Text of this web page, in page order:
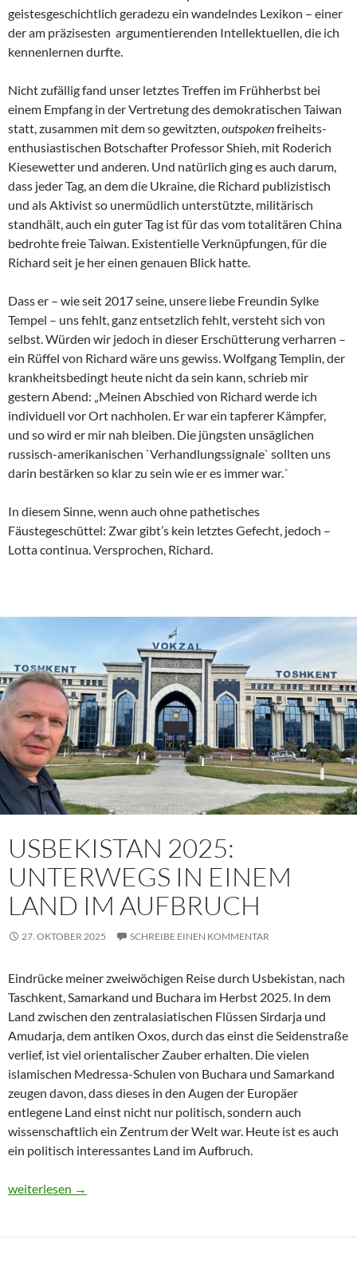
geistesgeschichtlich geradezu ein wandelndes Lexikon – einer
der am präzisesten argumentierenden Intellektuellen, die ich
kennenlernen durfte.
Nicht zufällig fand unser letztes Treffen im Frühherbst bei
einem Empfang in der Vertretung des demokratischen Taiwan
statt, zusammen mit dem so gewitzten,outspokenfreiheits-
enthusiastischen Botschafter Professor Shieh, mit Roderich
Kiesewetter und anderen. Und natürlich ging es auch darum,
dass jeder Tag, an dem die Ukraine, die Richard publizistisch
und als Aktivist so unermüdlich unterstützte, militärisch
standhält, auch ein guter Tag ist für das vom totalitären China
bedrohte freie Taiwan. Existentielle Verknüpfungen, für die
Richard seit je her einen genauen Blick hatte.
Dass er – wie seit 2017 seine, unsere liebe Freundin Sylke
Tempel – uns fehlt, ganz entsetzlich fehlt, versteht sich von
selbst. Würden wir jedoch in dieser Erschütterung verharren –
ein Rüffel von Richard wäre uns gewiss. Wolfgang Templin, der
krankheitsbedingt heute nicht da sein kann, schrieb mir
gestern Abend: „Meinen Abschied von Richard werde ich
individuell vor Ort nachholen. Er war ein tapferer Kämpfer,
und so wird er mir nah bleiben. Die jüngsten unsäglichen
russisch-amerikanischen `Verhandlungssignale` sollten uns
darin bestärken so klar zu sein wie er es immer war.´
In diesem Sinne, wenn auch ohne pathetisches
Fäustegeschüttel: Zwar gibt’s kein letztes Gefecht, jedoch –
Lotta continua. Versprochen, Richard.
USBEKISTAN 2025:
UNTERWEGS IN EINEM
LAND IM AUFBRUCH
27. OKTOBER 2025 SCHREIBE EINEN KOMMENTAR
Eindrücke meiner zweiwöchigen Reise durch Usbekistan, nach
Taschkent, Samarkand und Buchara im Herbst 2025. In dem
Land zwischen den zentralasiatischen Flüssen Sirdarja und
Amudarja, dem antiken Oxos, durch das einst die Seidenstraße
verlief, ist viel orientalischer Zauber erhalten. Die vielen
islamischen Medressa-Schulen von Buchara und Samarkand
zeugen davon, dass dieses in den Augen der Europäer
entlegene Land einst nicht nur politisch, sondern auch
wissenschaftlich ein Zentrum der Welt war. Heute ist es auch
ein politisch interessantes Land im Aufbruch.
Usbekistan 2025: Unterwegs in einem Land im Aufbruch
weiterlesen →